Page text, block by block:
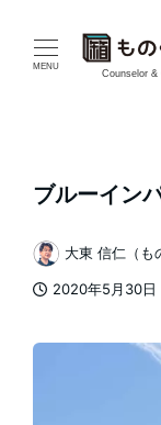
MENU
Counselor &
ブルーイン
2020年5月30日
著
者
大東 信仁（も